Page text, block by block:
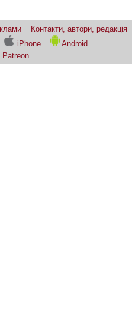
Контакти, автори, редакція
iPhone
Android
Patreon